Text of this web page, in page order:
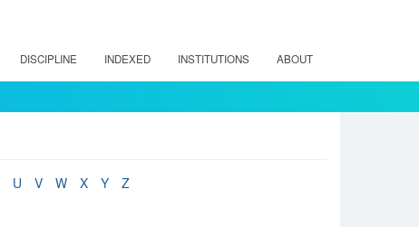
DISCIPLINE INDEXED INSTITUTIONS ABOUT
U V W X Y Z